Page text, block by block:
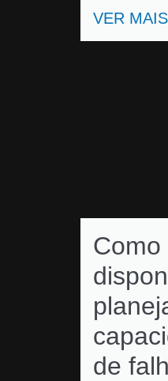
VER MAIS
de